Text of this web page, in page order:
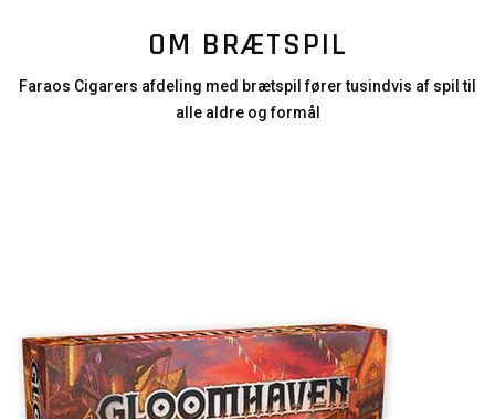
OM BRÆTSPIL
Faraos Cigarers afdeling med brætspil fører tusindvis af spil til
alle aldre og formål